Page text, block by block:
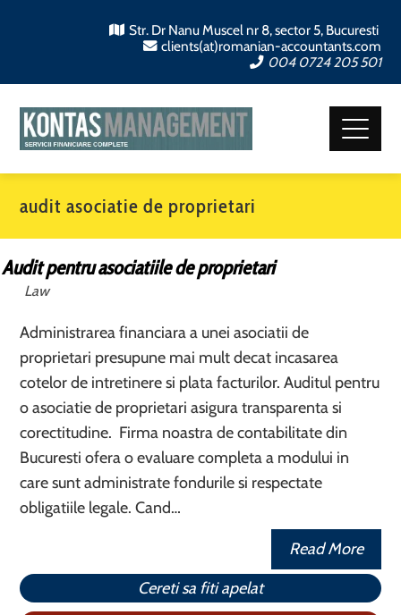
Str. Dr Nanu Muscel nr 8, sector 5, Bucuresti
clients(at)romanian-accountants.com
004 0724 205 501
audit asociatie de proprietari
Audit pentru asociatiile de proprietari
Law
Administrarea financiara a unei asociatii de
proprietari presupune mai mult decat incasarea
cotelor de intretinere si plata facturilor. Auditul pentru
o asociatie de proprietari asigura transparenta si
corectitudine. Firma noastra de contabilitate din
Bucuresti ofera o evaluare completa a modului in
care sunt administrate fondurile si respectate
obligatiile legale. Cand…
Read More
Cereti sa fiti apelat